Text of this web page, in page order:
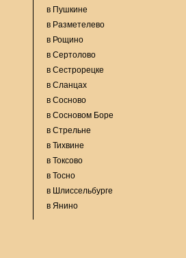
в Пушкине
в Разметелево
в Рощино
в Сертолово
в Сестрорецке
в Сланцах
в Сосново
в Сосновом Боре
в Стрельне
в Тихвине
в Токсово
в Тосно
в Шлиссельбурге
в Янино